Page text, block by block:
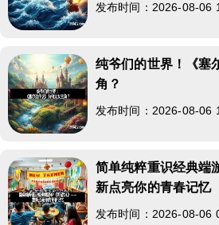
发布时间：2026-08-
纯爷们的世界！《塞
角？
发布时间：2026-08-
简单纯粹重识经典
新点亮你的青春记忆
发布时间：2026-08-